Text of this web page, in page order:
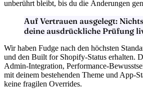
unberührt bleibt, bis du die Änderungen
Auf Vertrauen ausgelegt:
deine ausdrückliche Prüfung
Wir haben Fudge nach den höchsten
und den Built for Shopify-Status erhalten.
Admin-Integration, Performance-
mit deinem bestehenden Theme und App-
keine fragilen Overrides.